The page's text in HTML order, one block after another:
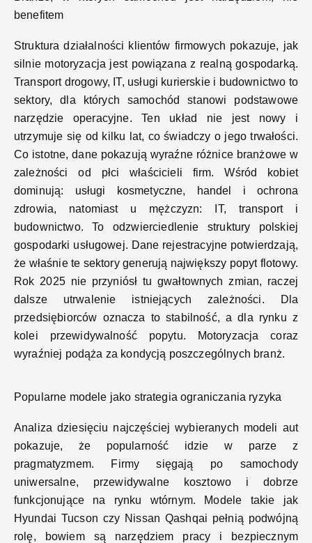
benefitem
Struktura działalności klientów firmowych pokazuje, jak
silnie motoryzacja jest powiązana z realną gospodarką.
Transport drogowy, IT, usługi kurierskie i budownictwo to
sektory, dla których samochód stanowi podstawowe
narzędzie operacyjne. Ten układ nie jest nowy i
utrzymuje się od kilku lat, co świadczy o jego trwałości.
Co istotne, dane pokazują wyraźne różnice branżowe w
zależności od płci właścicieli firm. Wśród kobiet
dominują: usługi kosmetyczne, handel i ochrona
zdrowia, natomiast u mężczyzn: IT, transport i
budownictwo. To odzwierciedlenie struktury polskiej
gospodarki usługowej. Dane rejestracyjne potwierdzają,
że właśnie te sektory generują największy popyt flotowy.
Rok 2025 nie przyniósł tu gwałtownych zmian, raczej
dalsze utrwalenie istniejących zależności. Dla
przedsiębiorców oznacza to stabilność, a dla rynku z
kolei przewidywalność popytu. Motoryzacja coraz
wyraźniej podąża za kondycją poszczególnych branż.
Popularne modele jako strategia ograniczania ryzyka
Analiza dziesięciu najczęściej wybieranych modeli aut
pokazuje, że popularność idzie w parze z
pragmatyzmem. Firmy sięgają po samochody
uniwersalne, przewidywalne kosztowo i dobrze
funkcjonujące na rynku wtórnym. Modele takie jak
Hyundai Tucson czy Nissan Qashqai pełnią podwójną
rolę, bowiem są narzędziem pracy i bezpiecznym